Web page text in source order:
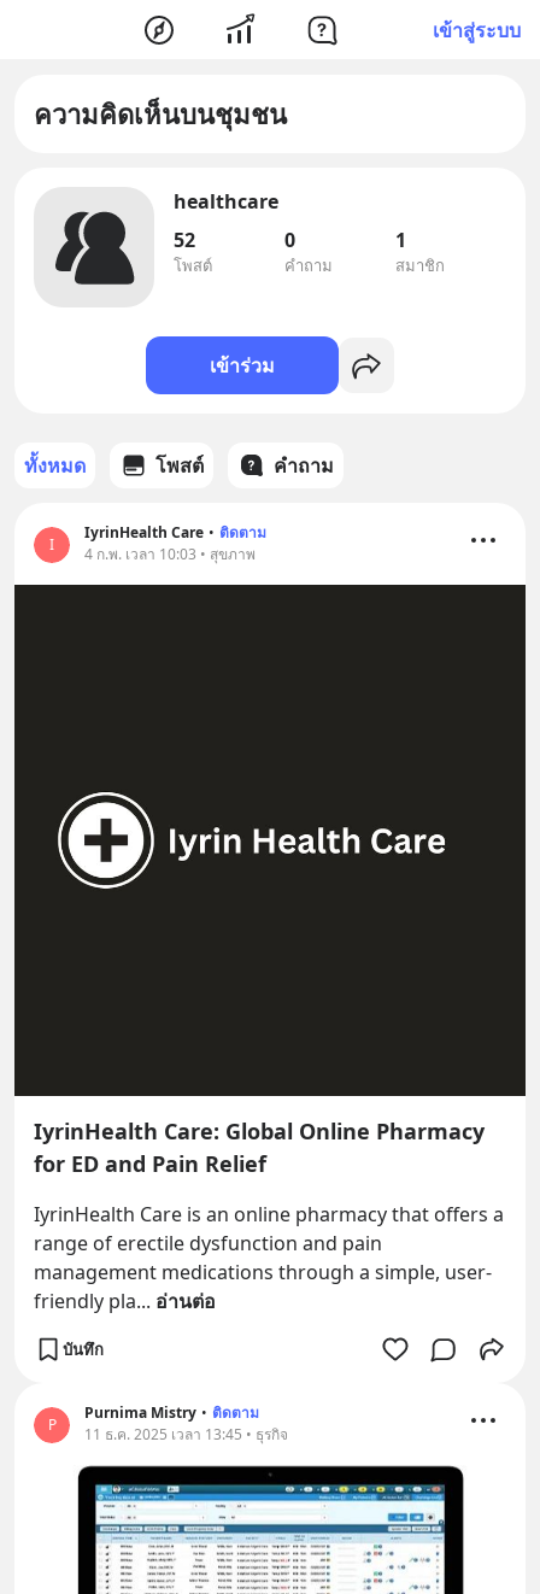
เข้าสู่ระบบ
ความคิดเห็นบนชุมชน
healthcare
52
โพสต์
0
คำถาม
1
สมาชิก
เข้าร่วม
ทั้งหมด โพสต์ คำถาม
I
IyrinHealth Care • ติดตาม
4 ก.พ. เวลา 10:03 • สุขภาพ
IyrinHealth Care: Global Online Pharmacy
for ED and Pain Relief
IyrinHealth Care is an online pharmacy that offers a
range of erectile dysfunction and pain
management medications through a simple, user-
friendly pla... อ่านต่อ
บันทึก
P
Purnima Mistry • ติดตาม
11 ธ.ค. 2025 เวลา 13:45 • ธุรกิจ